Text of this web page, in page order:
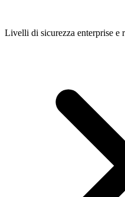
Livelli di sicurezza enterprise e